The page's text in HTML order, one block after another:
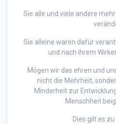
Sie alle und viele andere
Sie alleine waren dafür
und nach ihrem
Mögen wir das ehren und
nicht die Mehrheit,
Minderheit zur
Menschheit
Dies gilt es zu